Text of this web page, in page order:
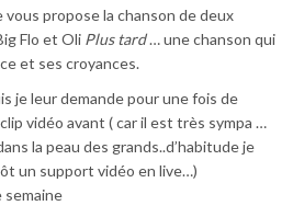
vous propose la chanson de deux
Flo et Oli Plus tard… une chanson qui
et ses croyances.
je leur demande pour une fois de
vidéo avant ( car il est très sympa …
la peau des grands..d’habitude je
un support vidéo en live…)
semaine